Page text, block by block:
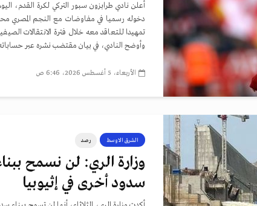
أعلن نادي طرابزون سبور التركي لكرة القدم، اليوم
دخوله رسميا في مفاوضات مع النجم المصري
تمهيدا للتعاقد معه خلال فترة الانتقالات
وأوضح النادي، في بيان مقتضب نشره عبر
الأربعاء، 5 أغسطس 2026، 6:46 ص
الشرق الاوسط رصد
وزارة الري: لن نسمح
سدود أخرى في إثيوبيا